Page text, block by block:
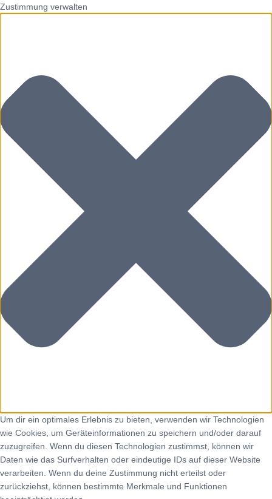
Zustimmung verwalten
Um dir ein optimales Erlebnis zu bieten, verwenden wir Technologien
wie Cookies, um Geräteinformationen zu speichern und/oder darauf
zuzugreifen. Wenn du diesen Technologien zustimmst, können wir
Daten wie das Surfverhalten oder eindeutige IDs auf dieser Website
verarbeiten. Wenn du deine Zustimmung nicht erteilst oder
zurückziehst, können bestimmte Merkmale und Funktionen